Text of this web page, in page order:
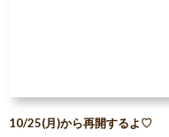
10/25(月)から再開するよ♡